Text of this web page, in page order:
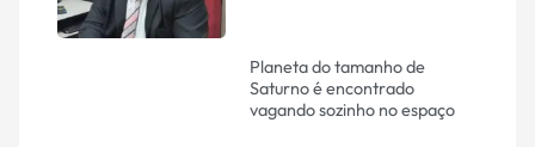
Planeta do tamanho de
Saturno é encontrado
vagando sozinho no espaço